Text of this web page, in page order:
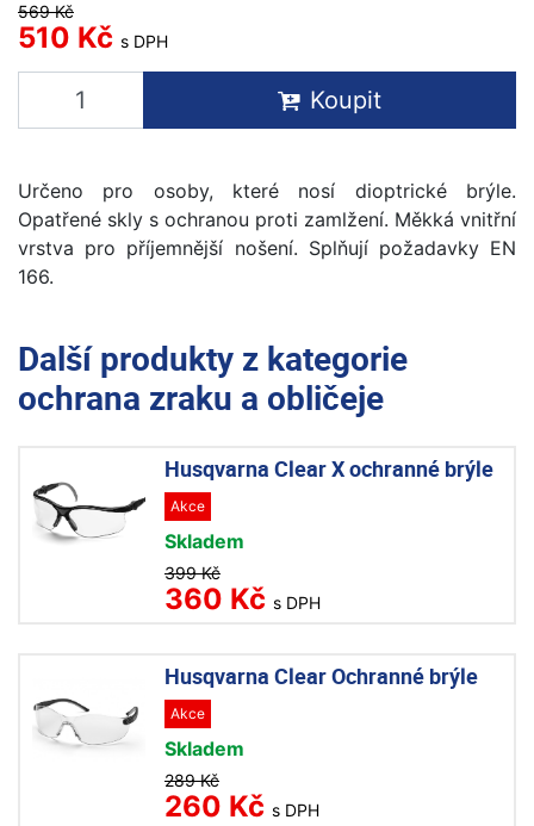
569 Kč
510 Kč s DPH
Koupit
Určeno pro osoby, které nosí dioptrické brýle.
Opatřené skly s ochranou proti zamlžení. Měkká vnitřní
vrstva pro příjemnější nošení. Splňují požadavky EN
166.
Další produkty z kategorie
ochrana zraku a obličeje
Husqvarna Clear X ochranné brýle
Akce
Skladem
399 Kč
360 Kč s DPH
Husqvarna Clear Ochranné brýle
Akce
Skladem
289 Kč
260 Kč s DPH